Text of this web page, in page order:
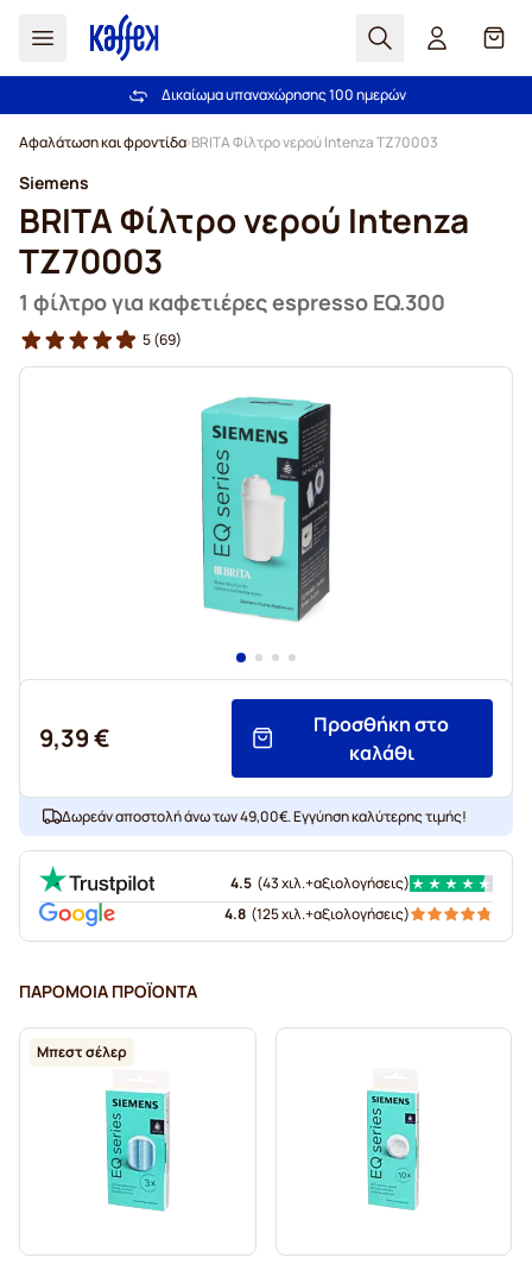
Αναζήτηση
Δωρεάν αποστολή άνω των 49,00€
Δικαίωμα υπαναχώρησης 100 ημερών
Αφαλάτωση και φροντίδα BRITA Φίλτρο νερού Intenza TZ70003
Siemens
BRITA Φίλτρο νερού Intenza
TZ70003
1 φίλτρο για καφετιέρες espresso EQ.300
5(69)
9,39 €
Προσθήκη στο
καλάθι
Δωρεάν αποστολή άνω των 49,00€. Εγγύηση καλύτερης τιμής!
4.5 (43 χιλ.+αξιολογήσεις)
4.8 (125 χιλ.+αξιολογήσεις)
ΠΑΡΌΜΟΙΑ ΠΡΟΪΌΝΤΑ
Μπεστ σέλερ